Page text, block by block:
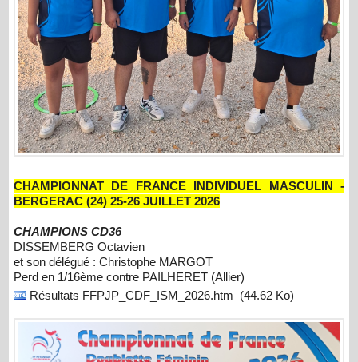
CHAMPIONNAT DE FRANCE INDIVIDUEL MASCULIN -
BERGERAC (24) 25-26 JUILLET 2026
CHAMPIONS CD36
DISSEMBERG Octavien
et son délégué : Christophe MARGOT
Perd en 1/16ème contre PAILHERET (Allier)
Résultats FFPJP_CDF_ISM_2026.htm (44.62 Ko)